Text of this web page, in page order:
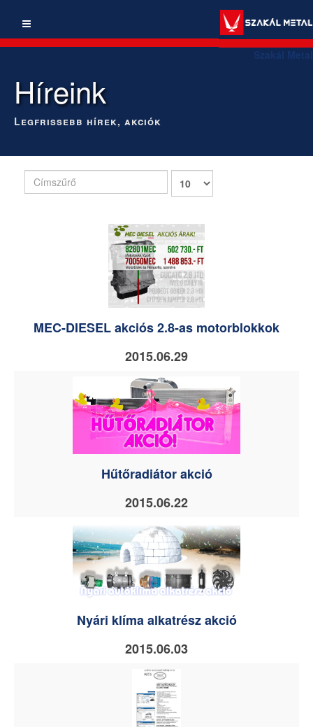
Szakál Metal
Híreink
Legfrissebb hírek, akciók
Címszűrő
Tételek
MEC-DIESEL akciós 2.8-as motorblokkok
2015.06.29
Hűtőradiátor akció
2015.06.22
Nyári klíma alkatrész akció
2015.06.03